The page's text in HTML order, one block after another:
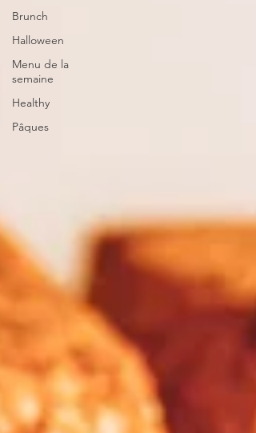
Brunch
Halloween
Menu de la
semaine
Healthy
Pâques